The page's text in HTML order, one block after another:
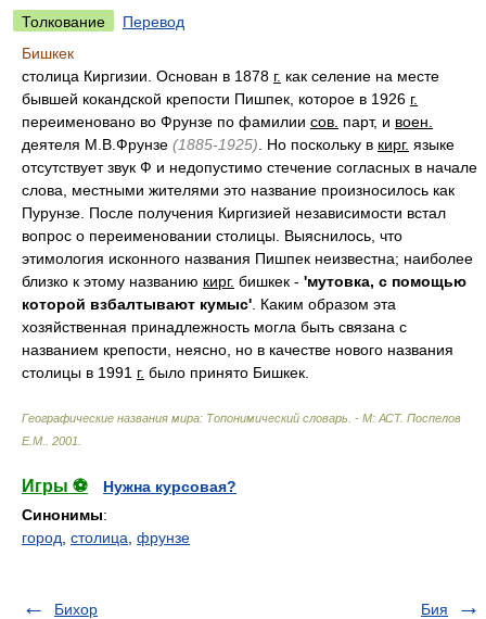
Толкование
Перевод
Бишкек
столица Киргизии. Основан в 1878 г. как селение на месте
бывшей кокандской крепости Пишпек, которое в 1926 г.
переименовано во Фрунзе по фамилии сов. парт, и воен.
деятеля М.В.Фрунзе (1885-1925) . Но поскольку в кирг. языке
отсутствует звук Ф и недопустимо стечение согласных в начале
слова, местными жителями это название произносилось как
Пурунзе. После получения Киргизией независимости встал
вопрос о переименовании столицы. Выяснилось, что
этимология исконного названия Пишпек неизвестна; наиболее
близко к этому названию кирг. бишкек - 'мутовка, с помощью
которой взбалтывают кумыс' . Каким образом эта
хозяйственная принадлежность могла быть связана с
названием крепости, неясно, но в качестве нового названия
столицы в 1991 г. было принято Бишкек.
Географические названия мира: Топонимический словарь. - М: АСТ. Поспелов
Е.М.
2001
Игры ⚽
Нужна курсовая?
Синонимы:
город столица фрунзе
Бихор Бия